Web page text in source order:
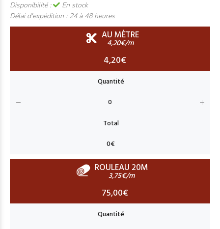
Disponibilité :
En stock
Délai d'expédition : 24 à 48 heures
AU MÈTRE
4,20€/m
4,20€
ROULEAU 20M
3,75€/m
75,00€